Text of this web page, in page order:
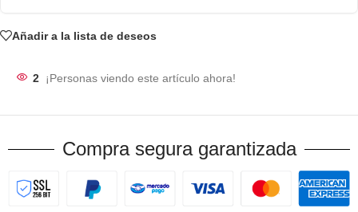
Añadir a la lista de deseos
2 ¡Personas viendo este artículo ahora!
Compra segura garantizada